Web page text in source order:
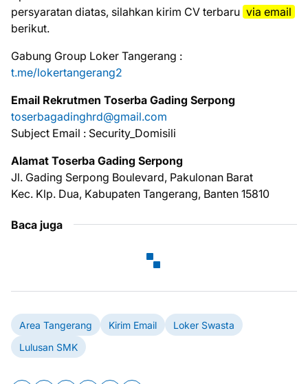
реrѕуаrаtаn dіаtаѕ, ѕіlаhkаn kіrіm CV tеrbаru vіа email
bеrіkut.
Gabung Group Loker Tangerang :
t.me/lokertangerang2
Email Rekrutmen Toserba Gading Serpong
toserbagadinghrd@gmail.com
Subject Email : Security_Domisili
Alamat Toserba Gading Serpong
Jl. Gading Serpong Boulevard, Pakulonan Barat
Kec. Klp. Dua, Kabupaten Tangerang, Banten 15810
Baca juga
Area Tangerang Kirim Email
Loker Swasta
Lulusan SMK